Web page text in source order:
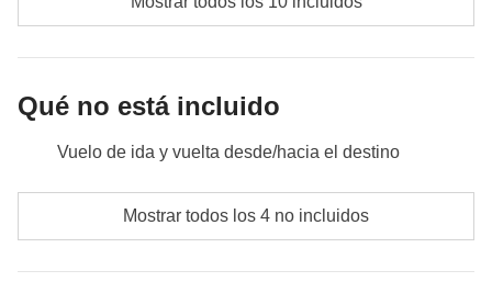
Qué no está incluido
Vuelo de ida y vuelta desde/hacia el destino
Comidas y bebidas que no estén especificadas
meter en la mochila :)
Mostrar todos los 4 no incluidos